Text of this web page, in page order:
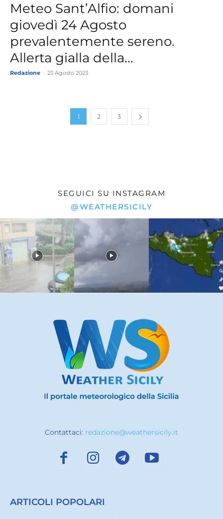
Meteo Sant’Alfio: domani
giovedì 24 Agosto
prevalentemente sereno.
Allerta gialla della...
Redazione 23 Agosto 2023
1 2 3
SEGUICI SU INSTAGRAM
@WEATHERSICILY
Contattaci: redazione@weathersicily.it
ARTICOLI POPOLARI